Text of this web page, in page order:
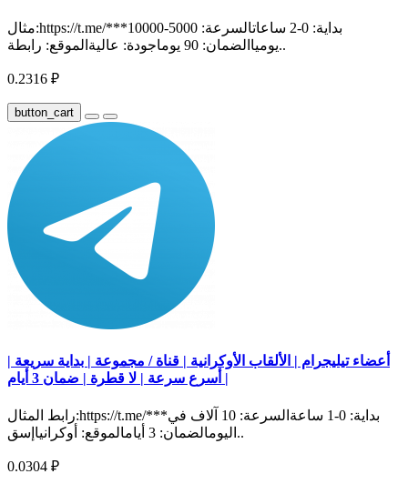
مثال:https://t.me/***بداية: 0-2 ساعاتالسرعة: 5000-10000
يومياالضمان: 90 يوماجودة: عاليةالموقع: رابطة..
0.2316 ₽
button_cart
أعضاء تيليجرام | الألقاب الأوكرانية | قناة / مجموعة | بداية سريعة |
أسرع سرعة | لا قطرة | ضمان 3 أيام |
رابط المثال:https://t.me/***بداية: 0-1 ساعةالسرعة: 10 آلاف في
اليومالضمان: 3 أيامالموقع: أوكرانياإسق..
0.0304 ₽